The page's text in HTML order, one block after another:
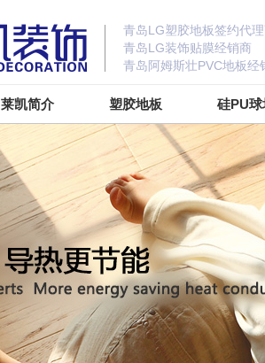
青岛LG塑胶地板签约代
青岛LG装饰贴膜经销商
青岛阿姆斯壮PVC地板经
莱凯简介 塑胶地板 硅PU球